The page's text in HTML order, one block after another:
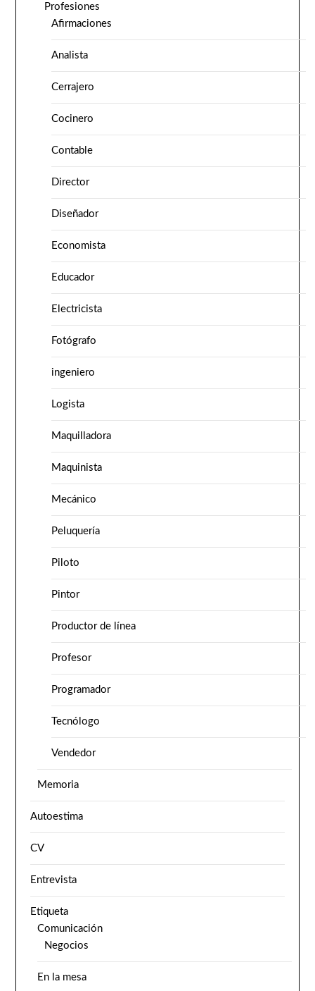
Profesiones
Afirmaciones
Analista
Cerrajero
Cocinero
Contable
Director
Diseñador
Economista
Educador
Electricista
Fotógrafo
ingeniero
Logista
Maquilladora
Maquinista
Mecánico
Peluquería
Piloto
Pintor
Productor de línea
Profesor
Programador
Tecnólogo
Vendedor
Memoria
Autoestima
CV
Entrevista
Etiqueta
Comunicación
Negocios
En la mesa